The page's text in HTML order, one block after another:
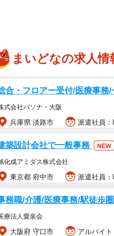
まいどなの求人情
合・フロアー受付/医療事務/
式会社パソナ・大阪
兵庫県 淡路市 派遣社員
築設計会社で一般事務 NEW
化成アミダス株式会社
東京都 府中市 派遣社員
務職/介護/医療事務/駅徒歩
療法人愛泉会
大阪府 守口市 アルバイ